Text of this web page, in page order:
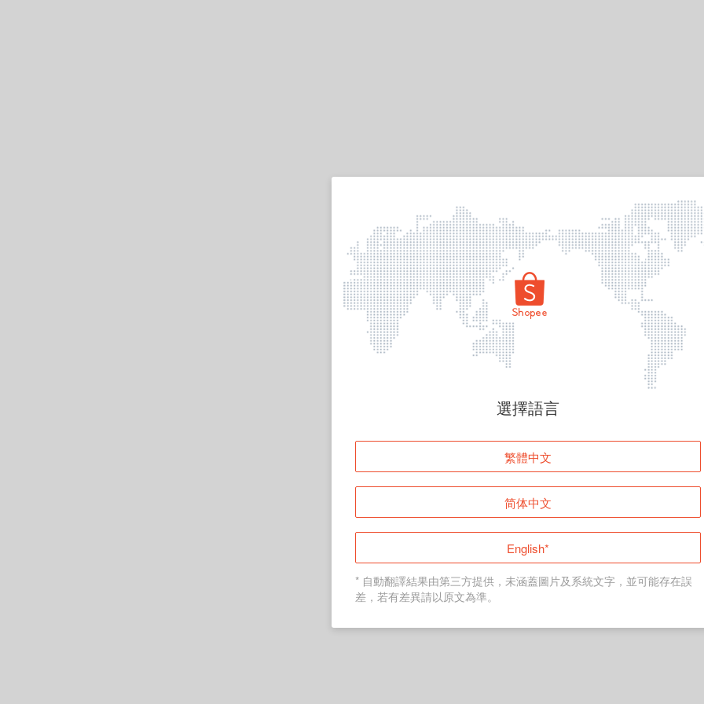
頁面無法顯示
登入
返回首頁
選擇語言
繁體中文
简体中文
English*
* 自動翻譯結果由第三方提供，未涵蓋圖片及系統文字，並可能存在誤
差，若有差異請以原文為準。